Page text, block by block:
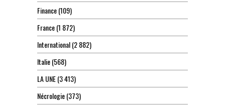
Finance(109)
France(1 872)
International(2 882)
Italie(568)
LA UNE(3 413)
Nécrologie(373)